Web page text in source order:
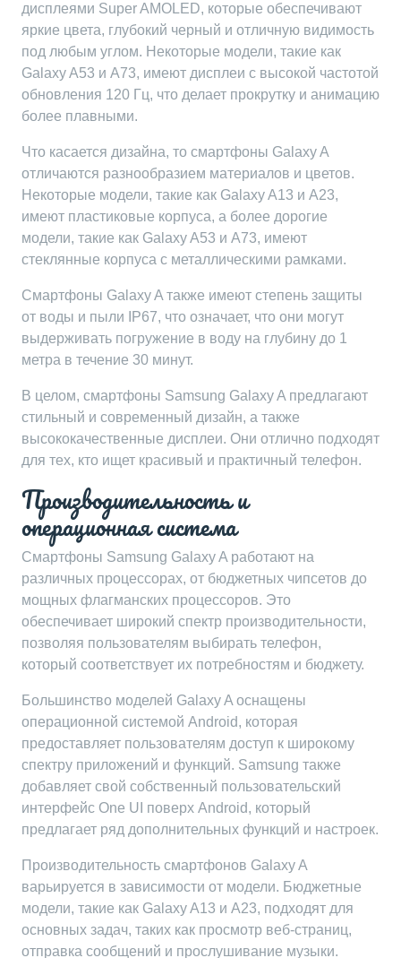
дисплеями Super AMOLED, которые обеспечивают
яркие цвета, глубокий черный и отличную видимость
под любым углом. Некоторые модели, такие как
Galaxy A53 и A73, имеют дисплеи с высокой частотой
обновления 120 Гц, что делает прокрутку и анимацию
более плавными.
Что касается дизайна, то смартфоны Galaxy A
отличаются разнообразием материалов и цветов.
Некоторые модели, такие как Galaxy A13 и A23,
имеют пластиковые корпуса, а более дорогие
модели, такие как Galaxy A53 и A73, имеют
стеклянные корпуса с металлическими рамками.
Смартфоны Galaxy A также имеют степень защиты
от воды и пыли IP67, что означает, что они могут
выдерживать погружение в воду на глубину до 1
метра в течение 30 минут.
В целом, смартфоны Samsung Galaxy A предлагают
стильный и современный дизайн, а также
высококачественные дисплеи. Они отлично подходят
для тех, кто ищет красивый и практичный телефон.
Производительность и
операционная система
Смартфоны Samsung Galaxy A работают на
различных процессорах, от бюджетных чипсетов до
мощных флагманских процессоров. Это
обеспечивает широкий спектр производительности,
позволяя пользователям выбирать телефон,
который соответствует их потребностям и бюджету.
Большинство моделей Galaxy A оснащены
операционной системой Android, которая
предоставляет пользователям доступ к широкому
спектру приложений и функций. Samsung также
добавляет свой собственный пользовательский
интерфейс One UI поверх Android, который
предлагает ряд дополнительных функций и настроек.
Производительность смартфонов Galaxy A
варьируется в зависимости от модели. Бюджетные
модели, такие как Galaxy A13 и A23, подходят для
основных задач, таких как просмотр веб-страниц,
отправка сообщений и прослушивание музыки.